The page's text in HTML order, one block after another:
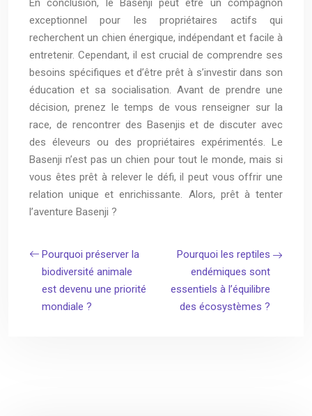
En conclusion, le Basenji peut être un compagnon
exceptionnel pour les propriétaires actifs qui
recherchent un chien énergique, indépendant et facile à
entretenir. Cependant, il est crucial de comprendre ses
besoins spécifiques et d’être prêt à s’investir dans son
éducation et sa socialisation. Avant de prendre une
décision, prenez le temps de vous renseigner sur la
race, de rencontrer des Basenjis et de discuter avec
des éleveurs ou des propriétaires expérimentés. Le
Basenji n’est pas un chien pour tout le monde, mais si
vous êtes prêt à relever le défi, il peut vous offrir une
relation unique et enrichissante. Alors, prêt à tenter
l’aventure Basenji ?
Pourquoi préserver la
biodiversité animale
est devenu une priorité
mondiale ?
Pourquoi les reptiles
endémiques sont
essentiels à l’équilibre
des écosystèmes ?